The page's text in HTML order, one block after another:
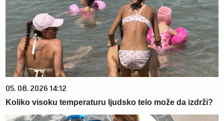
05. 08. 2026 14:12
Koliko visoku temperaturu ljudsko telo može da izdrži?